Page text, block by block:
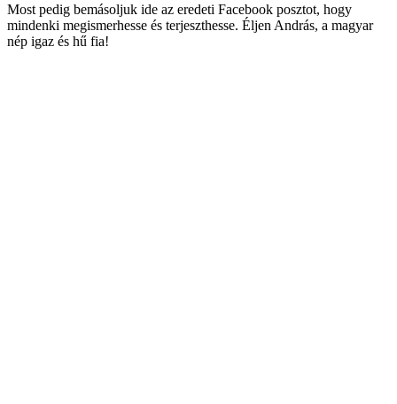
Most pedig bemásoljuk ide az eredeti Facebook posztot, hogy
mindenki megismerhesse és terjeszthesse. Éljen András, a magyar
nép igaz és hű fia!